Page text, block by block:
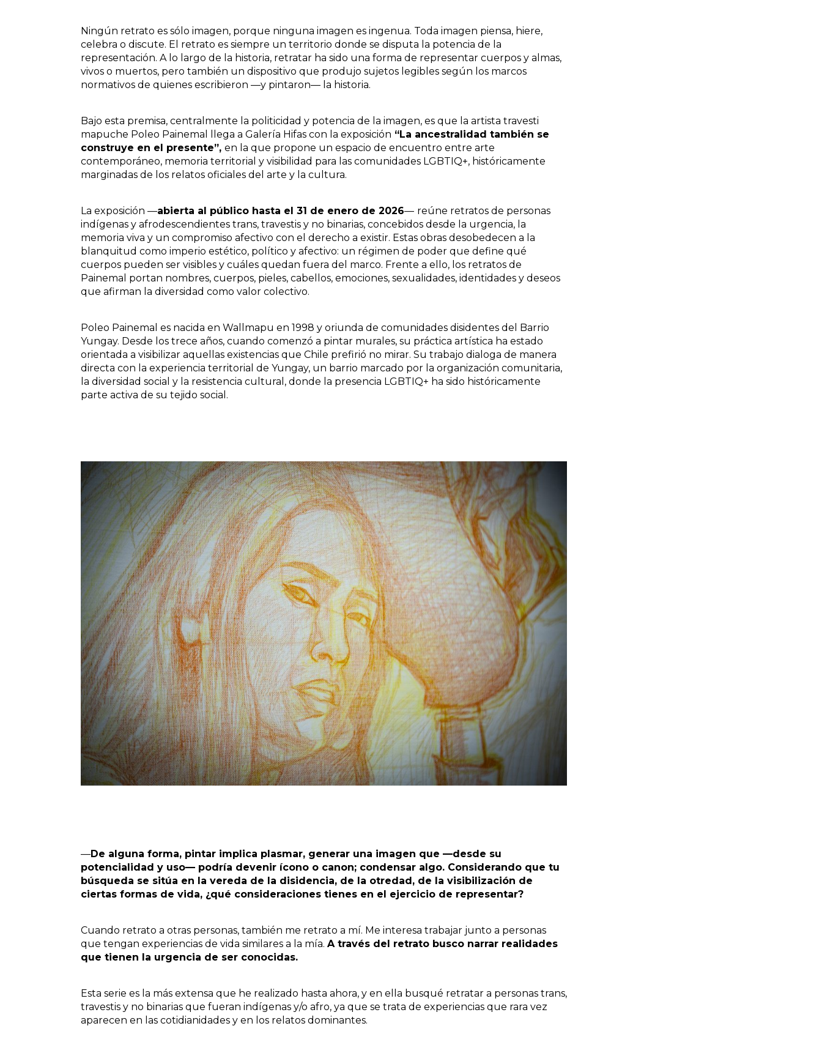
Ningún retrato es sólo imagen, porque ninguna imagen es ingenua. Toda imagen piensa, hiere,
celebra o discute. El retrato es siempre un territorio donde se disputa la potencia de la
representación. A lo largo de la historia, retratar ha sido una forma de representar cuerpos y almas,
vivos o muertos, pero también un dispositivo que produjo sujetos legibles según los marcos
normativos de quienes escribieron —y pintaron— la historia.
Bajo esta premisa, centralmente la politicidad y potencia de la imagen, es que la artista travesti
mapuche Poleo Painemal llega a Galería Hifas con la exposición “La ancestralidad también se
construye en el presente”, en la que propone un espacio de encuentro entre arte
contemporáneo, memoria territorial y visibilidad para las comunidades LGBTIQ+, históricamente
marginadas de los relatos oficiales del arte y la cultura.
La exposición —abierta al público hasta el 31 de enero de 2026— reúne retratos de personas
indígenas y afrodescendientes trans, travestis y no binarias, concebidos desde la urgencia, la
memoria viva y un compromiso afectivo con el derecho a existir. Estas obras desobedecen a la
blanquitud como imperio estético, político y afectivo: un régimen de poder que define qué
cuerpos pueden ser visibles y cuáles quedan fuera del marco. Frente a ello, los retratos de
Painemal portan nombres, cuerpos, pieles, cabellos, emociones, sexualidades, identidades y deseos
que afirman la diversidad como valor colectivo.
Poleo Painemal es nacida en Wallmapu en 1998 y oriunda de comunidades disidentes del Barrio
Yungay. Desde los trece años, cuando comenzó a pintar murales, su práctica artística ha estado
orientada a visibilizar aquellas existencias que Chile prefirió no mirar. Su trabajo dialoga de manera
directa con la experiencia territorial de Yungay, un barrio marcado por la organización comunitaria,
la diversidad social y la resistencia cultural, donde la presencia LGBTIQ+ ha sido históricamente
parte activa de su tejido social.
—De alguna forma, pintar implica plasmar, generar una imagen que —desde su
potencialidad y uso— podría devenir ícono o canon; condensar algo. Considerando que tu
búsqueda se sitúa en la vereda de la disidencia, de la otredad, de la visibilización de
ciertas formas de vida, ¿qué consideraciones tienes en el ejercicio de representar?
Cuando retrato a otras personas, también me retrato a mí. Me interesa trabajar junto a personas
que tengan experiencias de vida similares a la mía. A través del retrato busco narrar realidades
que tienen la urgencia de ser conocidas.
Esta serie es la más extensa que he realizado hasta ahora, y en ella busqué retratar a personas trans,
travestis y no binarias que fueran indígenas y/o afro, ya que se trata de experiencias que rara vez
aparecen en las cotidianidades y en los relatos dominantes.